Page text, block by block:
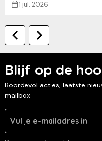
1 jul. 2026
Blijf op de
Boordevol acties, laatste
mailbox